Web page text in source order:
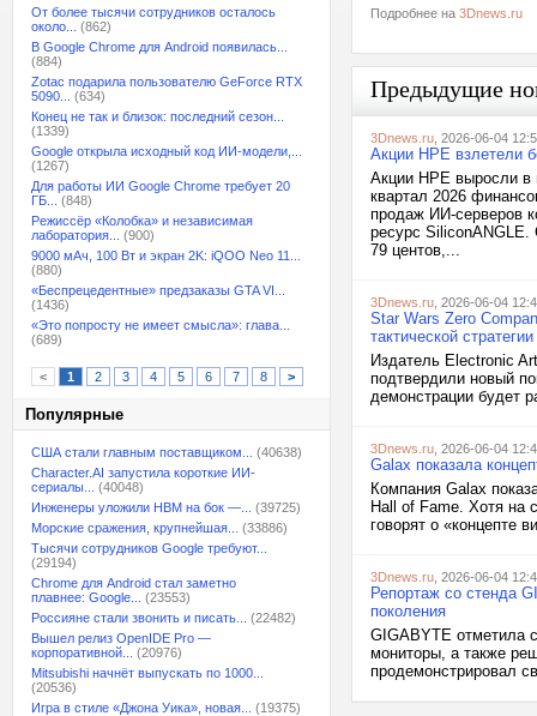
От более тысячи сотрудников осталось
около...
(862)
В Google Chrome для Android появилась...
(884)
Zotac подарила пользователю GeForce RTX
5090...
(634)
Конец не так и близок: последний сезон...
(1339)
Google открыла исходный код ИИ-модели,...
(1267)
Для работы ИИ Google Chrome требует 20
ГБ...
(848)
Режиссёр «Колобка» и независимая
лаборатория...
(900)
9000 мАч, 100 Вт и экран 2K: iQOO Neo 11...
(880)
«Беспрецедентные» предзаказы GTA VI...
(1436)
«Это попросту не имеет смысла»: глава...
(689)
< 1 2 3 4 5 6 7 8 >
Популярные
США стали главным поставщиком...
(40638)
Character.AI запустила короткие ИИ-
сериалы...
(40048)
Инженеры уложили HBM на бок —...
(39725)
Морские сражения, крупнейшая...
(33886)
Тысячи сотрудников Google требуют...
(29194)
Chrome для Android стал заметно
плавнее: Google...
(23553)
Россияне стали звонить и писать...
(22482)
Вышел релиз OpenIDE Pro —
корпоративной...
(20976)
Mitsubishi начнёт выпускать по 1000...
(20536)
Игра в стиле «Джона Уика», новая...
(19375)
Подробнее на 3Dnews.ru
Предыдущие
3Dnews.ru , 2026-06-04
Акции HPE взлетели
Акции HPE выросли в
квартал 2026
продаж ИИ-серверов
ресурс SiliconANGLE.
79 центов,...
3Dnews.ru , 2026-06-04
Star Wars Zero
тактической
Издатель Electronic
подтвердили новый
демонстрации будет
3Dnews.ru , 2026-06-04
Galax показала
Компания Galax
Hall of Fame. Хотя на
говорят о «концепте
3Dnews.ru , 2026-06-04
Репортаж со стенда
поколения
GIGABYTE отметила
мониторы, а также
продемонстрировал